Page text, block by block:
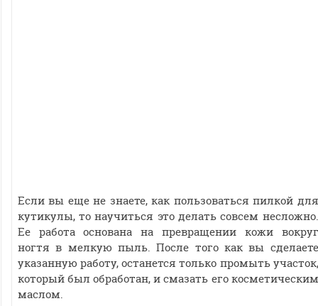
Если вы еще не знаете, как пользоваться пилкой для
кутикулы, то научиться это делать совсем несложно.
Ее работа основана на превращении кожи вокруг
ногтя в мелкую пыль. После того как вы сделаете
указанную работу, останется только промыть участок,
который был обработан, и смазать его косметическим
маслом.